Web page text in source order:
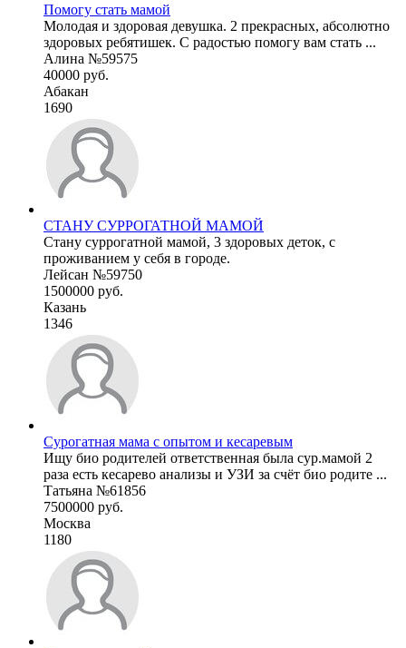
Помогу стать мамой
Молодая и здоровая девушка. 2 прекрасных, абсолютно
здоровых ребятишек. С радостью помогу вам стать ...
Алина №59575
40000 руб.
Абакан
1690
СТАНУ СУРРОГАТНОЙ МАМОЙ
Стану суррогатной мамой, 3 здоровых деток, с
проживанием у себя в городе.
Лейсан №59750
1500000 руб.
Казань
1346
Сурогатная мама с опытом и кесаревым
Ищу био родителей ответственная была сур.мамой 2
раза есть кесарево анализы и УЗИ за счёт био родите ...
Татьяна №61856
7500000 руб.
Москва
1180